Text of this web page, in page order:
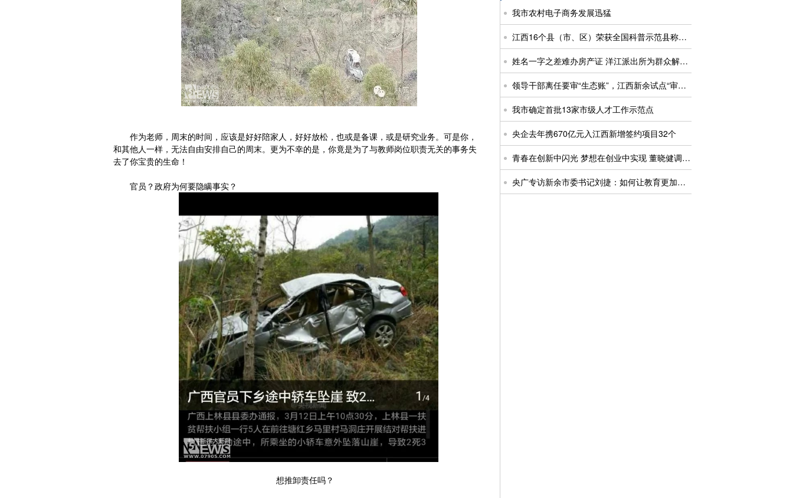
作为老师，周末的时间，应该是好好陪家人，好好放松，也或是备课，或是研究业务。可是你，
和其他人一样，无法自由安排自己的周末。更为不幸的是，你竟是为了与教师岗位职责无关的事务失
去了你宝贵的生命！
官员？政府为何要隐瞒事实？
想推卸责任吗？
我市农村电子商务发展迅猛
江西16个县（市、区）荣获全国科普示范县称号
姓名一字之差难办房产证 洋江派出所为群众解难题
领导干部离任要审“生态账”，江西新余试点“审山、审水
我市确定首批13家市级人才工作示范点
央企去年携670亿元入江西新增签约项目32个
青春在创新中闪光 梦想在创业中实现 董晓健调研全市创
央广专访新余市委书记刘捷：如何让教育更加公平质量更高